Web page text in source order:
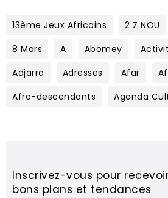
13ème Jeux Africains 2 Z NOU
8 Mars
A Abomey
Adjarra
Adresses Afar
Afro-descendants
Agenda
Inscrivez-vous pour
bons plans et tendances